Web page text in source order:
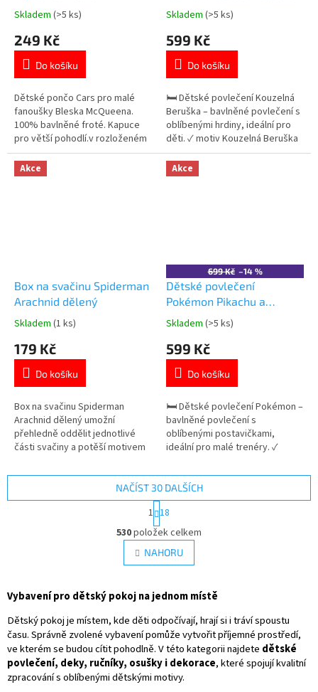
Průměrné
produktu
5,0
5
hvězdiček.
Skladem (>5 ks)
249 Kč
Do košíku
Dětské pončo Cars pro malé
fanoušky Bleska McQueena.
100% bavlněné froté. Kapuce
pro větší pohodlí.v rozloženém
stavu 55 × 110 cm (po přeložení
55 × 55 cm + kapuce) Vhodné
pro děti přibližně od 2 do 7 let.
bavlna 140×200 cm
Průměrné
produktu
5,0
5
hvězdiček.
Skladem (>5 ks)
599 Kč
Do košíku
🛏️ Dětské povlečení Kouzelná
Beruška – bavlněné povlečení s
oblíbenými hrdiny, ideální pro
děti. ✓ motiv Kouzelná Beruška
🐞 ✓ 100% bavlna – měkká a
prodyšná ✓ oboustranný design
👉 Více produktů s motivem
Akce
Box na svačinu Spiderman
Arachnid dělený
Průměrné
produktu
5,0
5
hvězdiček.
Skladem (1 ks)
179 Kč
Do košíku
Box na svačinu Spiderman
Arachnid dělený umožní
přehledně oddělit jednotlivé
části svačiny a potěší motivem
dělený vnitřní prostor ✓ plast
bez BPA – bezpečný pro děti ✓
pevné a spolehlivé uzavírání 👉
Akce
699 Kč –14 %
Dětské povlečení
Pokémon Pikachu a
přátelé bavlna 140×200
Průměrné
produktu
5,0
5
hvězdiček.
Skladem (>5 ks)
599 Kč
Do košíku
🛏️ Dětské povlečení Pokémon –
bavlněné povlečení s
oblíbenými postavičkami,
ideální pro malé trenéry. ✓
bavlna – měkká a prodyšná ✓
oboustranný design 👉 Více
produktů s motivem Pokémon
O
v
l
á
a
í
p
r
v
k
NAČÍST 30 DALŠÍCH
S
t
r
á
n
k
á
n
í
1 18
530položek celkem
NAHORU
Vybavení pro dětský pokoj na jednom místě
Dětský pokoj je místem, kde děti odpočívají, hrají si i tráví spoustu
času. Správně zvolené vybavení pomůže vytvořit příjemné prostředí,
ve kterém se budou cítit pohodlně. V této kategorii najdete dětské
povlečení, deky, ručníky, osušky i dekorace, které spojují kvalitní
zpracování s oblíbenými dětskými motivy.